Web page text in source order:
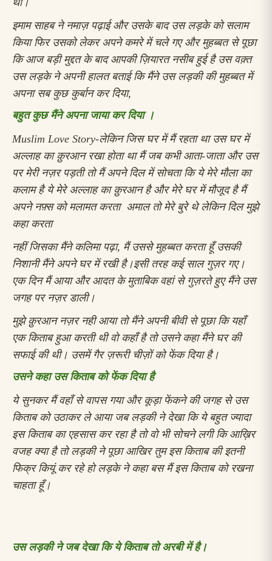
इमाम साहब ने नमाज़ पढ़ाई और उसके बाद उस लड़के को सलाम
किया फिर उसको लेकर अपने कमरे में चले गएऔर मुहब्बत से पूछा
कि आज बड़ी मुद्दत के बाद आपकी ज़ियारत नसीब हुई है उस वक़्त
उस लड़के ने अपनी हालत बताई कि मैंने उस लड़की की मुहब्बत में
अपना सब कुछ कुर्बान कर दिया,
बहुत कुछ मैंने अपना जाया कर दिया ।
Muslim Love Story-लेकिन जिस घर में मैं रहता था उस घर में
अल्लाह का क़ुरआन रखा होता थामैं जब कभी आता-जाता और उस
पर मेरी नज़र पड़ती तो मैं अपने दिल में सोचता कि ये मेरे मौला का
कलाम है ये मेरे अल्लाह का क़ुरआन हैऔर मेरे घर में मौजूद हैमैं
अपने नफ़्स को मलामत करता अमाल तो मेरे बुरे थे लेकिन दिल मुझे
कहा करता
नहीं जिसका मैंने कलिमा पढ़ा, मैं उससे मुहब्बत करता हूँउसकी
निशानी मैंने अपने घर में रखी है।इसी तरह कई साल गुज़र गए।
एक दिनमैं आया और आदत के मुताबिक वहां से गुज़रते हुए मैंने उस
जगह पर नज़र डाली।
मुझे क़ुरआन नज़र नही आया तो मैंने अपनी बीवी से पूछा कि यहाँ
एक किताब हुआ करती थी वो कहाँ है तो उसने कहा मैंने घर की
सफाई की थी। उसमें गैर ज़रूरी चीज़ों को फेंक दिया है।
उसने कहा उस किताब को फेंक दिया है
ये सुनकर मैं वहाँ से वापस गया और कूड़ा फेंकने की जगह से उस
किताब को उठाकर ले आया जब लड़की ने देखा कि ये बहुत ज्यादा
इस किताब का एहसास कर रहा है तो वो भी सोचने लगी कि आख़िर
वजह क्या है तो लड़की ने पूछा आखिर तुम इस किताब की इतनी
फिक्र कियूं कर रहे होलड़के ने कहा बस मैं इस किताब को रखना
चाहता हूँ।
उस लड़की ने जब देखा कि ये किताब तो अरबी में है।